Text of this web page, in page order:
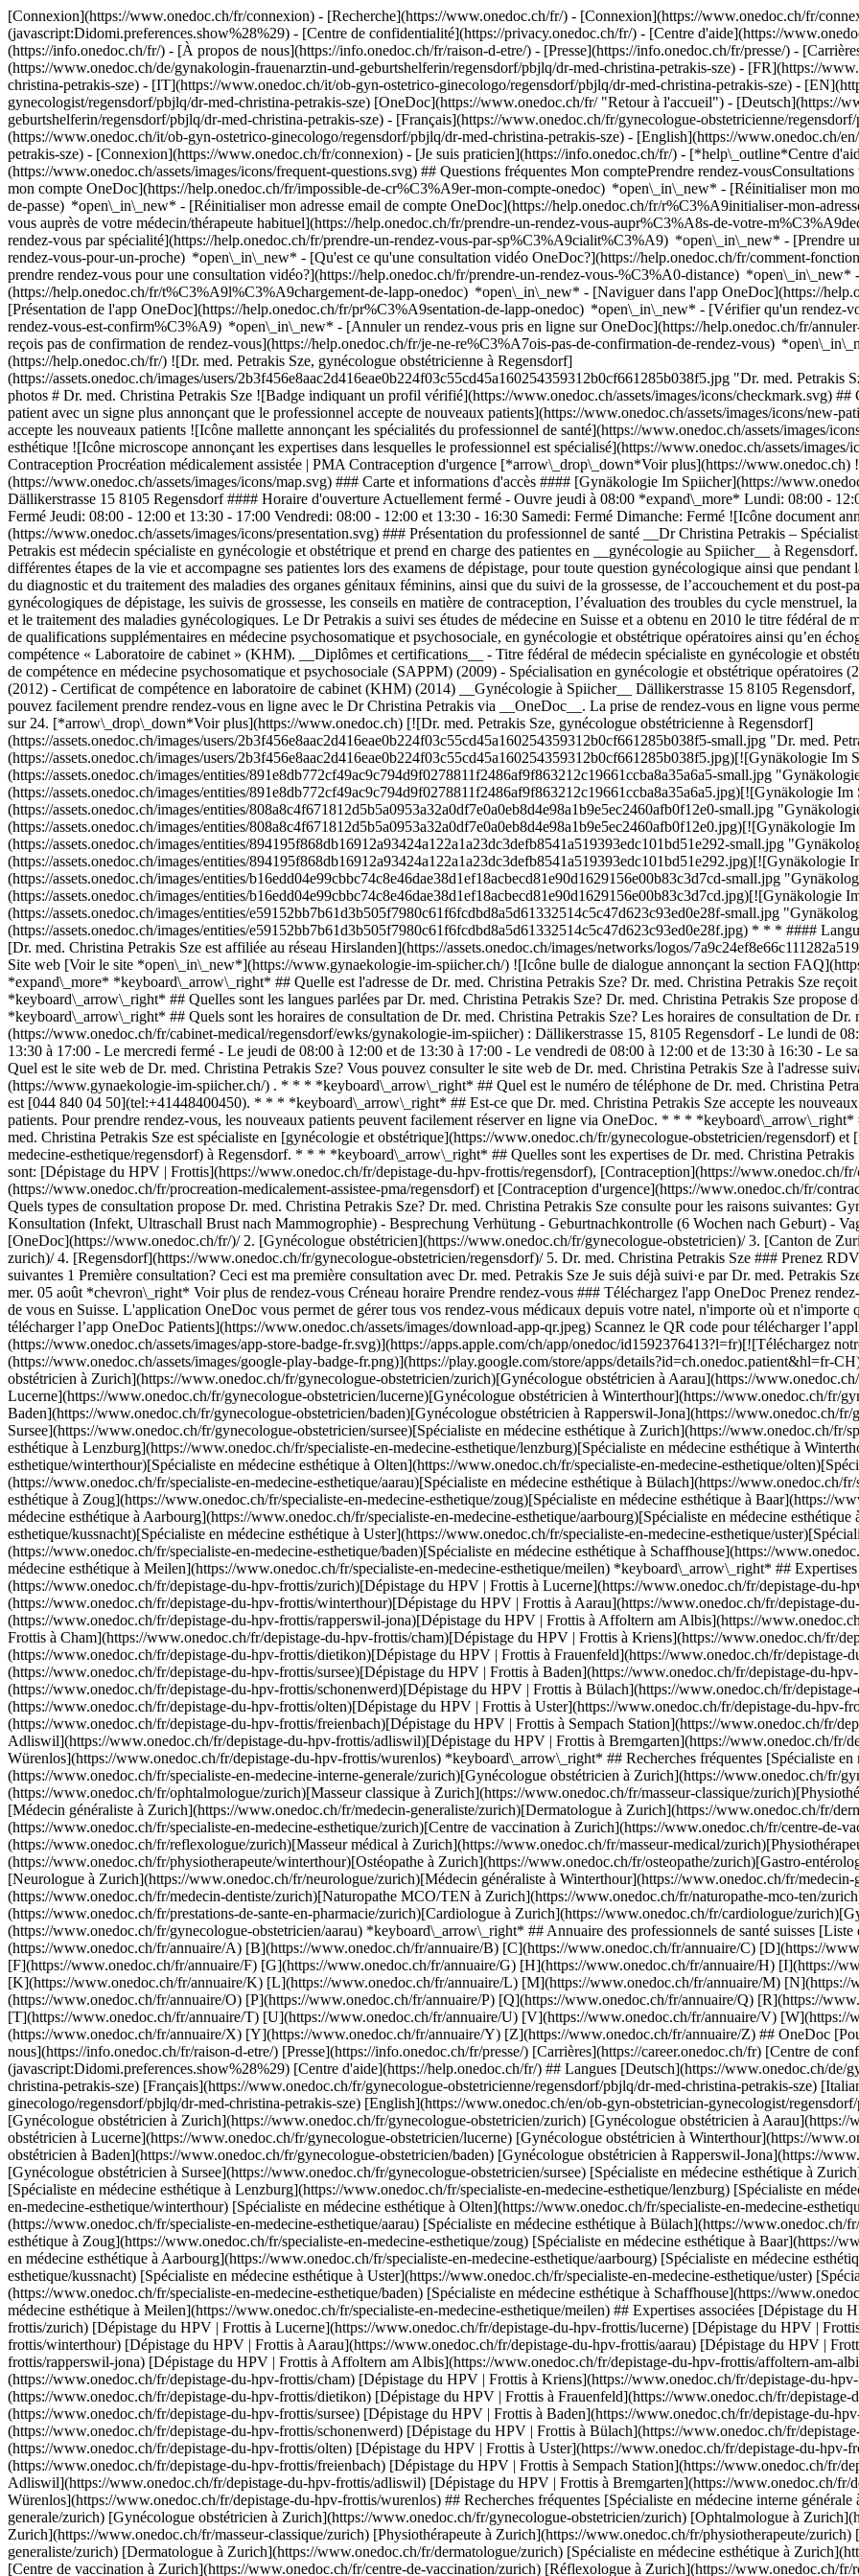
[Connexion](https://www.onedoc.ch/fr/connexion) - [Recherche](https://www.onedoc.ch/fr/) - [Connexion](https://www.onedoc.ch/fr/
(javascript:Didomi.preferences.show%28%29) - [Centre de confidentialité](https://privacy.onedoc.ch/fr/) - [Centre d'aide](https://
(https://info.onedoc.ch/fr/) - [À propos de nous](https://info.onedoc.ch/fr/raison-d-etre/) - [Presse](https://info.onedoc.ch/fr/presse/) -
(https://www.onedoc.ch/de/gynakologin-frauenarztin-und-geburtshelferin/regensdorf/pbjlq/dr-med-christina-petrakis-sze) - [FR](https://
christina-petrakis-sze) - [IT](https://www.onedoc.ch/it/ob-gyn-ostetrico-ginecologo/regensdorf/pbjlq/dr-med-christina-petrakis-sze) -
gynecologist/regensdorf/pbjlq/dr-med-christina-petrakis-sze) [OneDoc](https://www.onedoc.ch/fr/ "Retour à l'accueil") - [Deutsch](https://
geburtshelferin/regensdorf/pbjlq/dr-med-christina-petrakis-sze) - [Français](https://www.onedoc.ch/fr/gynecologue-obstetricienne/
(https://www.onedoc.ch/it/ob-gyn-ostetrico-ginecologo/regensdorf/pbjlq/dr-med-christina-petrakis-sze) - [English](https://www.onedoc.ch/
petrakis-sze) - [Connexion](https://www.onedoc.ch/fr/connexion) - [Je suis praticien](https://info.onedoc.ch/fr/) - [*help\_outline*Centre
(https://www.onedoc.ch/assets/images/icons/frequent-questions.svg) ## Questions fréquentes Mon comptePrendre rendez-
mon compte OneDoc](https://help.onedoc.ch/fr/impossible-de-cr%C3%A9er-mon-compte-onedoc) *open\_in\_new* - [Réinitialiser mon
de-passe) *open\_in\_new* - [Réinitialiser mon adresse email de compte OneDoc](https://help.onedoc.ch/fr/r%C3%A9initialiser-mon-
vous auprès de votre médecin/thérapeute habituel](https://help.onedoc.ch/fr/prendre-un-rendez-vous-aupr%C3%A8s-de-votre-
rendez-vous par spécialité](https://help.onedoc.ch/fr/prendre-un-rendez-vous-par-sp%C3%A9cialit%C3%A9) *open\_in\_new* - [Prendre
rendez-vous-pour-un-proche) *open\_in\_new* - [Qu'est ce qu'une consultation vidéo OneDoc?](https://help.onedoc.ch/fr/comment-
prendre rendez-vous pour une consultation vidéo?](https://help.onedoc.ch/fr/prendre-un-rendez-vous-%C3%A0-distance) *open\_in\_new*
(https://help.onedoc.ch/fr/t%C3%A9l%C3%A9chargement-de-lapp-onedoc) *open\_in\_new* - [Naviguer dans l'app OneDoc](https://
[Présentation de l'app OneDoc](https://help.onedoc.ch/fr/pr%C3%A9sentation-de-lapp-onedoc) *open\_in\_new* - [Vérifier qu'un rendez-vous est confirmé](https://help.onedoc.ch/fr/v%C3%A9rifier-quun-rendez-vous-est-confirm%C3%A9) *open\_in\_new* - [Annuler un rendez-vous pris en ligne sur OneDoc](https://help.onedoc.ch/fr/annuler-un-rendez-vous-pris-en-ligne-sur-onedoc) *open\_in\_new* - [Je ne reçois pas de confirmation de rendez-vous](https://help.onedoc.ch/fr/je-ne-re%C3%A7ois-pas-de-confirmation-de-rendez-vous) *open\_in\_new* [Voir tous nos articles *open\_in\_new*](https://help.onedoc.ch/fr/) ![Dr. med. Petrakis Sze, gynécologue obstétricienne à Regensdorf](https://assets.onedoc.ch/images/users/2b3f456e8aac2d416eae0b224f03c55cd45a160254359312b0cf661285b038f5.jpg "Dr. med. Petrakis Sze, gynécologue obstétricienne à Regensdorf") *photo\_camera*+ 5 photos # Dr. med. Christina Petrakis Sze ![Badge indiquant un profil vérifié](https://www.onedoc.ch/assets/images/icons/checkmark.svg) ## Gynécologue obstétricienne Résumé Carte Présentation ![Icône patient avec un signe plus annonçant que le professionnel accepte de nouveaux patients](https://www.onedoc.ch/assets/images/icons/new-patients.svg) ### Patients acceptés Dr. med. Christina Petrakis Sze accepte les nouveaux patients ![Icône mallette annonçant les spécialités du professionnel de santé](https://www.onedoc.ch/assets/images/icons/specialties.svg) ### Spécialités Gynécologie et obstétrique Médecine esthétique ![Icône microscope annonçant les expertises dans lesquelles le professionnel est spécialisé](https://www.onedoc.ch/assets/images/icons/expertises.svg) ### Expertises Dépistage du HPV | Frottis Contraception Procréation médicalement assistée | PMA Contraception d'urgence [*arrow\_drop\_down*Voir plus](https://www.onedoc.ch) ![Marqueur annonçant la carte et les informations d’accès du cabinet](https://www.onedoc.ch/assets/images/icons/map.svg) ### Carte et informations d'accès #### [Gynäkologie Im Spiicher](https://www.onedoc.ch/fr/cabinet-medical/regensdorf/ewks/gynakologie-im-spiicher) Dällikerstrasse 15 8105 Regensdorf #### Horaire d'ouverture Actuellement fermé - Ouvre jeudi à 08:00 *expand\_more* Lundi: 08:00 - 12:00 et 13:30 - 17:00 Mardi: 08:00 - 12:00 et 13:30 - 17:00 Mercredi: Fermé Jeudi: 08:00 - 12:00 et 13:30 - 17:00 Vendredi: 08:00 - 12:00 et 13:30 - 16:30 Samedi: Fermé Dimanche: Fermé ![Icône document annonçant la présentation de l’établissement](https://www.onedoc.ch/assets/images/icons/presentation.svg) ### Présentation du professionnel de santé __Dr Christina Petrakis – Spécialiste en gynécologie et obstétrique à Regensdorf__ Le Dr Christina Petrakis est médecin spécialiste en gynécologie et obstétrique et prend en charge des patientes en __gynécologie au Spiicher__ à Regensdorf. Elle propose une prise en charge gynécologique complète à